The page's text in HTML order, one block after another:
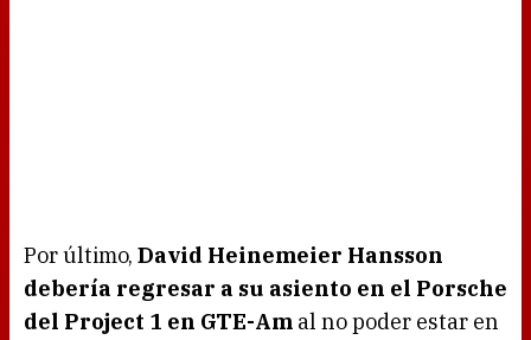
Por último, David Heinemeier Hansson
debería regresar a su asiento en el Porsche
del Project 1 en GTE-Am al no poder estar en